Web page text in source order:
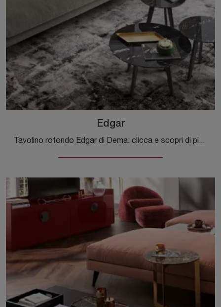
Edgar
Tavolino rotondo Edgar di Dema: clicca e scopri di più sui Complementi e tavolini moderni in marmo del noto e conosciuto brand!